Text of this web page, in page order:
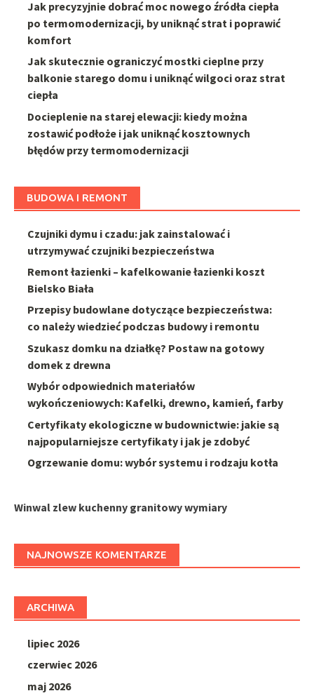
Jak precyzyjnie dobrać moc nowego źródła ciepła
po termomodernizacji, by uniknąć strat i poprawić
komfort
Jak skutecznie ograniczyć mostki cieplne przy
balkonie starego domu i uniknąć wilgoci oraz strat
ciepła
Docieplenie na starej elewacji: kiedy można
zostawić podłoże i jak uniknąć kosztownych
błędów przy termomodernizacji
BUDOWA I REMONT
Czujniki dymu i czadu: jak zainstalować i
utrzymywać czujniki bezpieczeństwa
Remont łazienki – kafelkowanie łazienki koszt
Bielsko Biała
Przepisy budowlane dotyczące bezpieczeństwa:
co należy wiedzieć podczas budowy i remontu
Szukasz domku na działkę? Postaw na gotowy
domek z drewna
Wybór odpowiednich materiałów
wykończeniowych: Kafelki, drewno, kamień, farby
Certyfikaty ekologiczne w budownictwie: jakie są
najpopularniejsze certyfikaty i jak je zdobyć
Ogrzewanie domu: wybór systemu i rodzaju kotła
Winwal zlew kuchenny granitowy wymiary
NAJNOWSZE KOMENTARZE
ARCHIWA
lipiec 2026
czerwiec 2026
maj 2026